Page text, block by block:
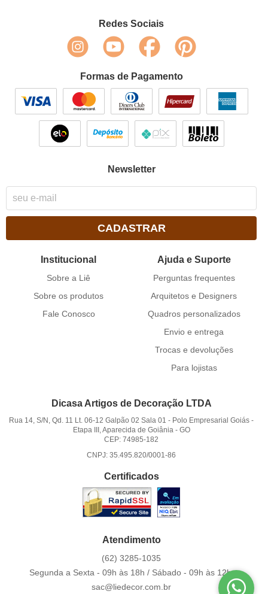
Redes Sociais
Formas de Pagamento
Newsletter
CADASTRAR
Institucional
Sobre a Liê
Sobre os produtos
Fale Conosco
Ajuda e Suporte
Perguntas frequentes
Arquitetos e Designers
Quadros personalizados
Envio e entrega
Trocas e devoluções
Para lojistas
Dicasa Artigos de Decoração LTDA
Rua 14, S/N, Qd. 11 Lt. 06-12 Galpão 02 Sala 01 - Polo Empresarial Goiás -
Etapa III, Aparecida de Goiânia - GO
CEP: 74985-182
CNPJ: 35.495.820/0001-86
Certificados
Atendimento
(62) 3285-1035
Segunda a Sexta - 09h às 18h / Sábado - 09h às 12h.
sac@liedecor.com.br